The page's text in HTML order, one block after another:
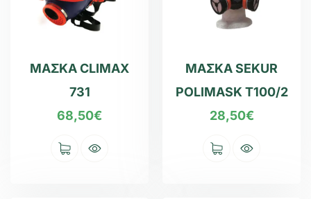
ΜΑΣΚΑ CLIMAX
731
68,50€
ΜΑΣΚΑ SEKUR
POLIMASK T100/2
28,50€